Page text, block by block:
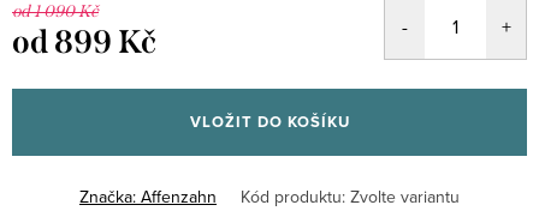
od 1 090 Kč
od899 Kč
cena:
VLOŽIT DO KOŠÍKU
Značka: Affenzahn Kód produktu: Zvolte variantu